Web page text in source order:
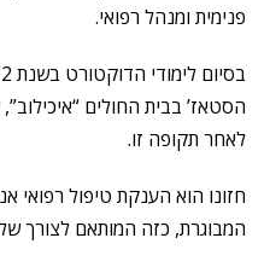
פנימית ומנהל רפואי.
הסטאז’ בבית החולים
לאחר תקופה זו.
חזונו הוא הענקת טיפול רפואי
המבוגרת, כזה המותאם לצורך